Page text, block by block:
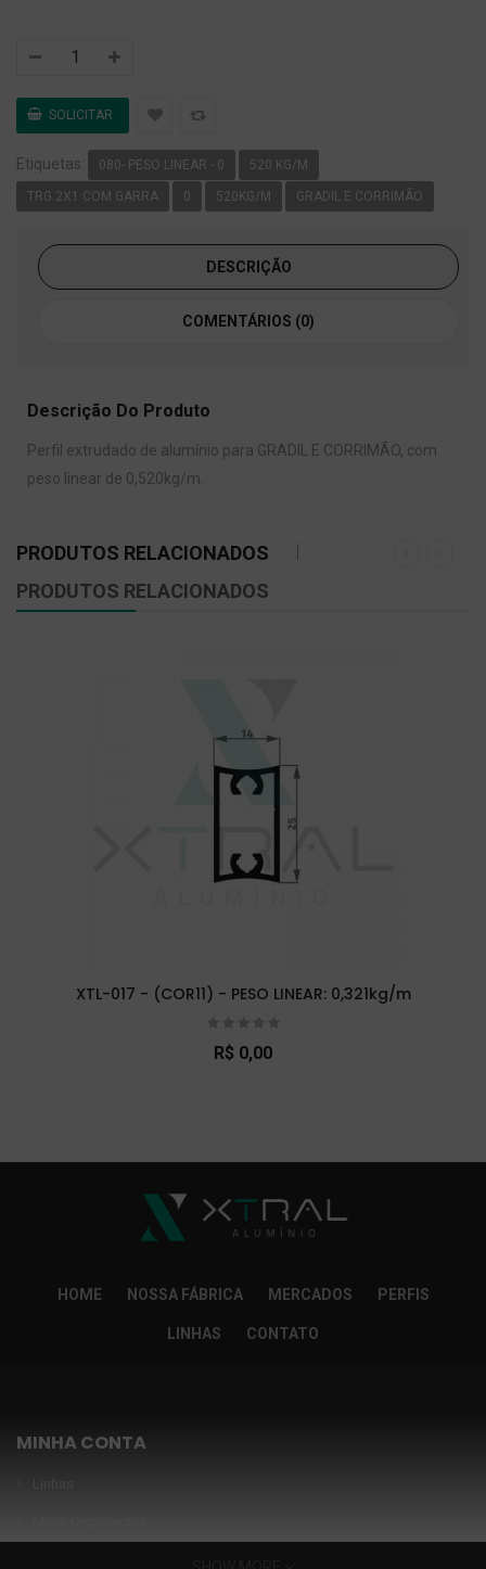
Etiquetas: 080- PESO LINEAR - 0 520 KG/M
TRG.2X1 COM GARRA 0 520KG/M GRADIL E CORRIMÃO
DESCRIÇÃO
COMENTÁRIOS (0)
Descrição Do Produto
Perfil extrudado de alumínio para GRADIL E CORRIMÃO, com
peso linear de 0,520kg/m.
PRODUTOS RELACIONADOS
PRODUTOS RELACIONADOS
XTL-017 - (COR11) - PESO LINEAR: 0,321kg/m
R$ 0,00
HOME NOSSA FÁBRICA MERCADOS PERFIS
LINHAS CONTATO
MINHA CONTA